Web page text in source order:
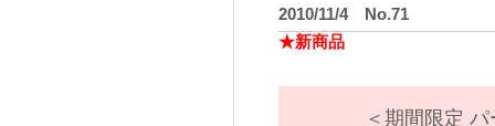
2010/11/4 No.71
★新商品
＜期間限定